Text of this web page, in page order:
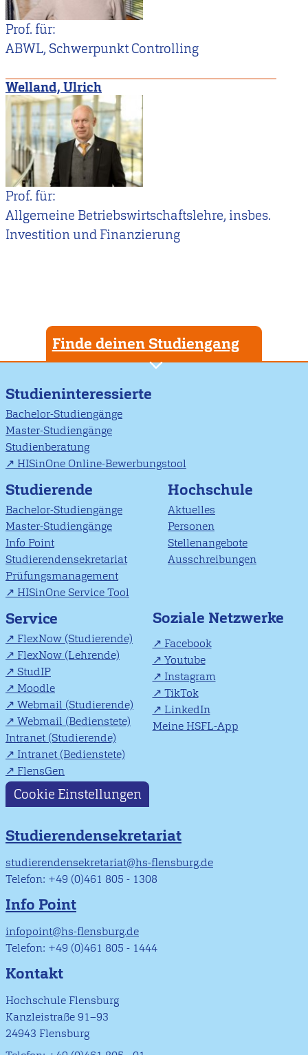
Prof. für:
ABWL, Schwerpunkt Controlling
Welland, Ulrich
Prof. für:
Allgemeine Betriebswirtschaftslehre, insbes.
Investition und Finanzierung
Finde deinen Studiengang
Studieninteressierte
Bachelor-Studiengänge
Master-Studiengänge
Studienberatung
HISinOne Online-Bewerbungstool
Studierende
Bachelor-Studiengänge
Master-Studiengänge
Info Point
Studierendensekretariat
Prüfungsmanagement
HISinOne Service Tool
Hochschule
Aktuelles
Personen
Stellenangebote
Ausschreibungen
Service
FlexNow (Studierende)
FlexNow (Lehrende)
StudIP
Moodle
Webmail (Studierende)
Webmail (Bedienstete)
Intranet (Studierende)
Intranet (Bedienstete)
FlensGen
Soziale Netzwerke
Facebook
Youtube
Instagram
TikTok
LinkedIn
Meine HSFL-App
Cookie Einstellungen
Studierendensekretariat
studierendensekretariat@hs-flensburg.de
Telefon: +49 (0)461 805 - 1308
Info Point
infopoint@hs-flensburg.de
Telefon: +49 (0)461 805 - 1444
Kontakt
Hochschule Flensburg
Kanzleistraße 91–93
24943 Flensburg